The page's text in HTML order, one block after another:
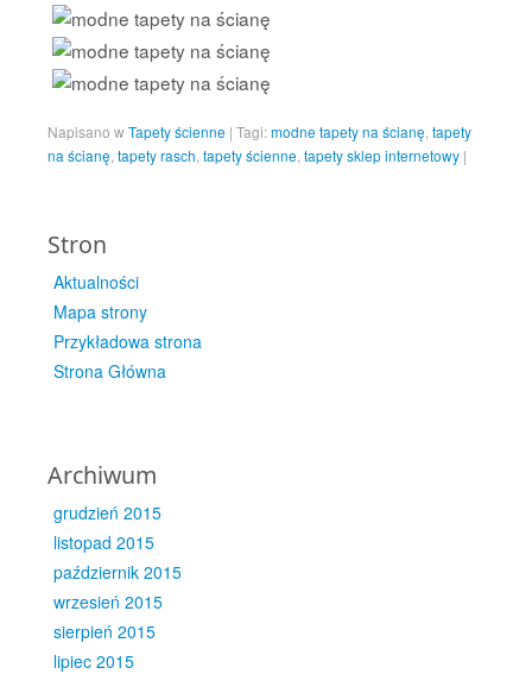
Napisano wTapety ścienne | Tagi:modne tapety na ścianę tapety
na ścianę tapety rasch tapety ścienne tapety sklep internetowy |
Stron
Aktualności
Mapa strony
Przykładowa strona
Strona Główna
Archiwum
grudzień 2015
listopad 2015
październik 2015
wrzesień 2015
sierpień 2015
lipiec 2015